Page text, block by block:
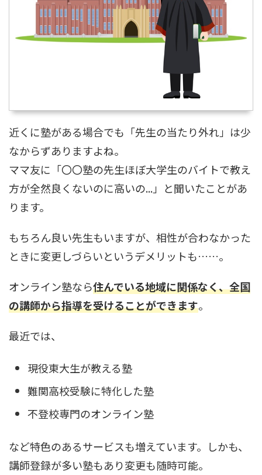
近くに塾がある場合でも「先生の当たり外れ」は少
なからずありますよね。
ママ友に「〇〇塾の先生ほぼ大学生のバイトで教え
方が全然良くないのに高いの...」と聞いたことがあ
ります。
もちろん良い先生もいますが、相性が合わなかった
ときに変更しづらいというデメリットも……。
オンライン塾なら住んでいる地域に関係なく、全国
の講師から指導を受けることができます。
最近では、
現役東大生が教える塾
難関高校受験に特化した塾
不登校専門のオンライン塾
など特色のあるサービスも増えています。しかも、
講師登録が多い塾もあり変更も随時可能。